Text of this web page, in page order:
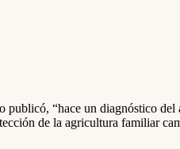
“hace un diagnóstico del
de la agricultura familiar